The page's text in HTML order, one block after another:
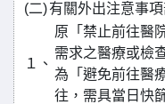
(二)有關外出注意事項
１、
原「禁止前往醫
需求之醫療或檢
為「避免前往醫
往，需具當日快